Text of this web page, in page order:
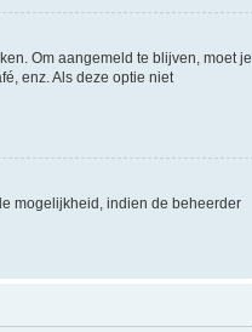
Om aangemeld te blijven, moet je
enz. Als deze optie niet
mogelijkheid, indien de beheerder